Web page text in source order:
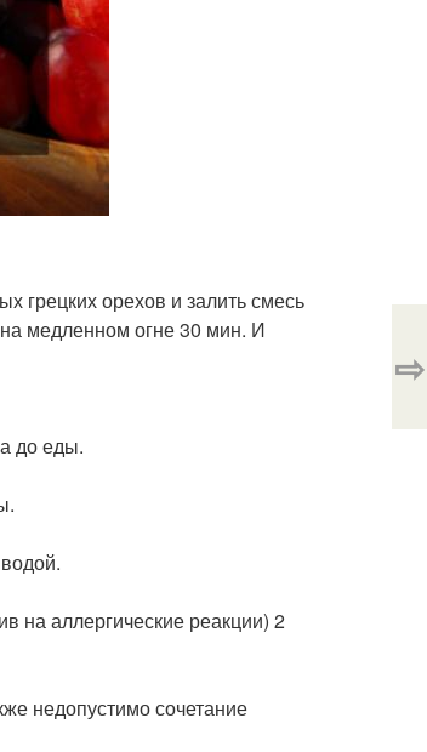
грецких орехов и залить смесь
медленном огне 30 мин. И
до еды.
на аллергические реакции) 2
недопустимо сочетание
⇨